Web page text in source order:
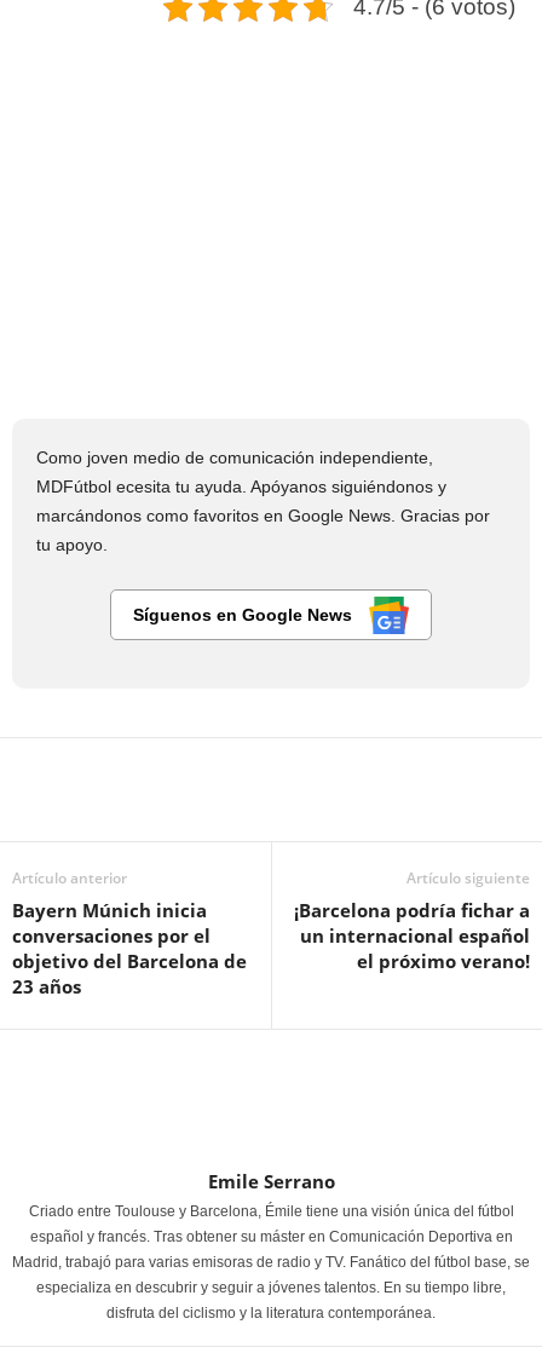
4.7/5 - (6 votos)
Como joven medio de comunicación independiente,
MDFútbol ecesita tu ayuda. Apóyanos siguiéndonos y
marcándonos como favoritos en Google News. Gracias por
tu apoyo.
Síguenos en Google News
Artículo anterior
Bayern Múnich inicia
conversaciones por el
objetivo del Barcelona de
23 años
Artículo siguiente
¡Barcelona podría fichar a
un internacional español
el próximo verano!
Emile Serrano
Criado entre Toulouse y Barcelona, Émile tiene una visión única del fútbol
español y francés. Tras obtener su máster en Comunicación Deportiva en
Madrid, trabajó para varias emisoras de radio y TV. Fanático del fútbol base, se
especializa en descubrir y seguir a jóvenes talentos. En su tiempo libre,
disfruta del ciclismo y la literatura contemporánea.